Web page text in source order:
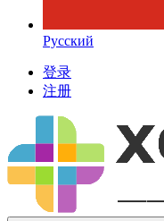
Русский
登录
注册